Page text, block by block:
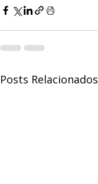
Posts Relacionados